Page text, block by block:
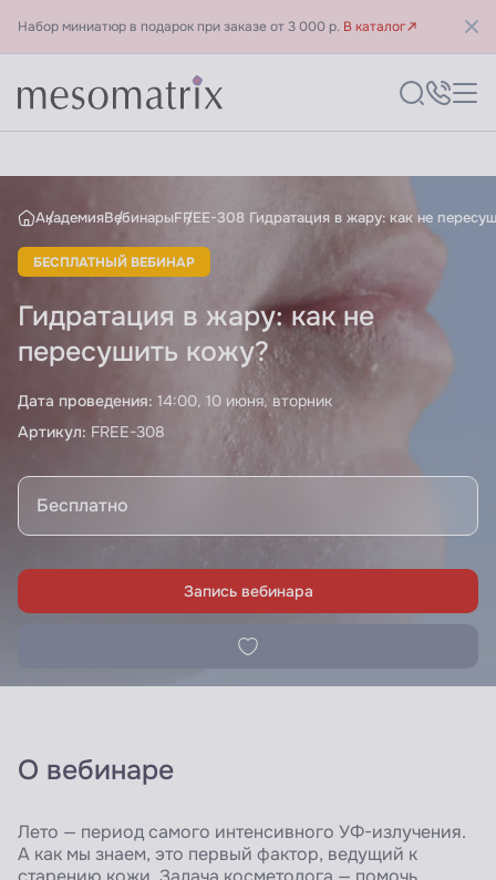
Набор миниатюр в подарок при заказе от 3 000 р. В каталог
Гидратация в жару: как не
АкадемияВебинарыFREE-308 Гидратация в жару: как не
БЕСПЛАТНЫЙ ВЕБИНАР
Гидратация в жару: как не
пересушить кожу?
Дата проведения: 14:00, 10 июня, вторник
Артикул: FREE-308
Бесплатно
Запись вебинара
О вебинаре
Лето — период самого интенсивного УФ-излучения.
А как мы знаем, это первый фактор, ведущий к